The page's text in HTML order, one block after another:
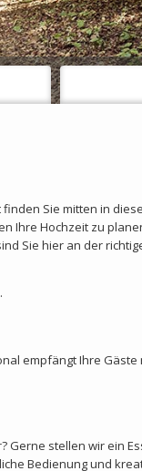
Sie mitten in
Ihre Hochzeit zu
Sie hier an der
empfängt Ihre Gäste
Gerne stellen wir ein
Bedienung und